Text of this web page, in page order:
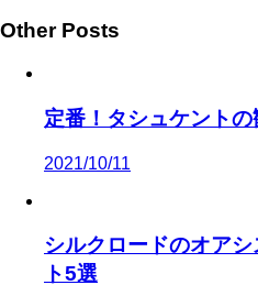
Other Posts
定番！タシュケント
2021/10/11
シルクロードのオア
ト5選